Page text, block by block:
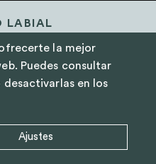
LABIAL
la mejor
Puedes consultar
en los
Ajustes